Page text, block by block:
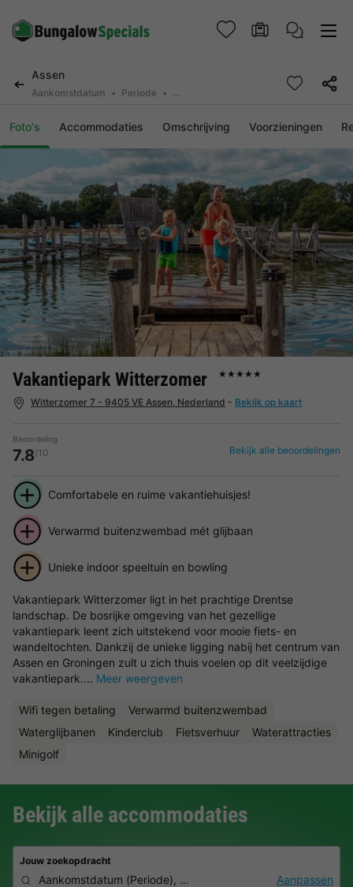
Assen
Aankomstdatum Periode 2 personen, 0 huisdier
Foto's Accommodaties Omschrijving Voorzieningen
Vakantiepark Witterzomer ★★★★★
Witterzomer 7 - 9405 VE Assen, Nederland - Bekijk op kaart
Beoordeling
7.8/10 Bekijk alle beoordelingen
Comfortabele en ruime vakantiehuisjes!
Verwarmd buitenzwembad mét glijbaan
Unieke indoor speeltuin en bowling
Vakantiepark Witterzomer ligt in het prachtige Drentse
landschap. De bosrijke omgeving van het gezellige
vakantiepark leent zich uitstekend voor mooie fiets- en
wandeltochten. Dankzij de unieke ligging nabij het centrum van
Assen en Groningen zult u zich thuis voelen op dit veelzijdige
vakantiepark.... Meer weergeven
Wifi tegen betaling
Verwarmd buitenzwembad
Waterglijbanen
Kinderclub Fietsverhuur
Waterattracties
Minigolf
Bekijk alle accommodaties
Jouw zoekopdracht
Aankomstdatum (Periode), 2 personen, 0 huisdierAanpassen